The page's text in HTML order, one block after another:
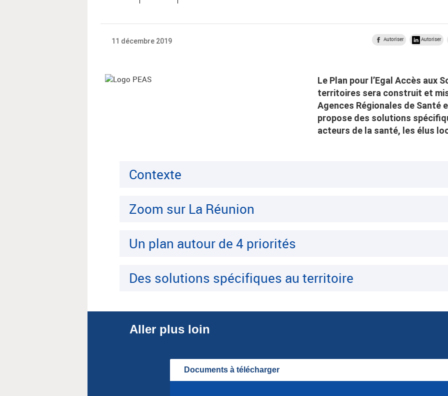
11 décembre 2019 Autoriser Autoriser
Le Plan pour l’Egal Accès aux
territoires sera construit et
Agences Régionales de Santé
propose des solutions
acteurs de la santé, les élus
Contexte
Zoom sur La Réunion
Un plan autour de 4 priorités
Des solutions spécifiques au territoire
Aller plus loin
Documents à télécharger